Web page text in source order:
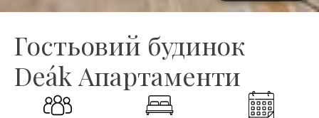
Гостьовий будинок
Deák Апартаменти